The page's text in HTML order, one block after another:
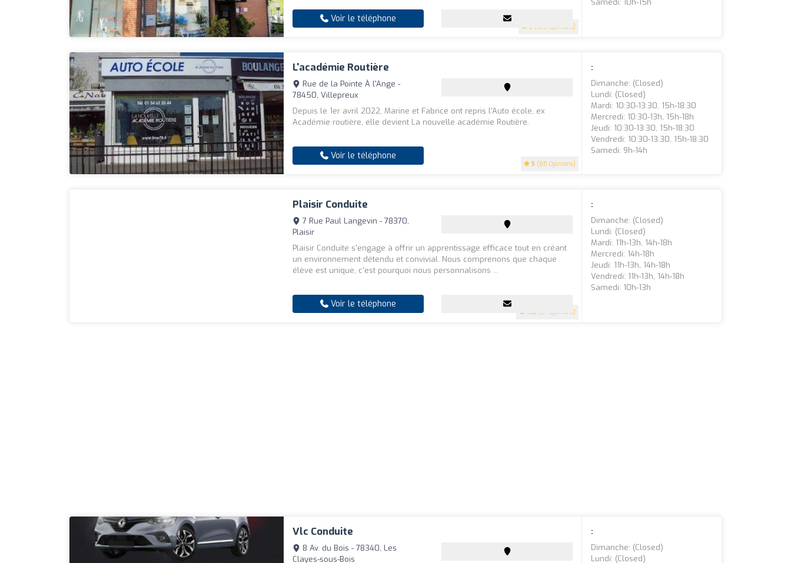
5 (109 Opinions)
Voir le téléphone
Samedi: 10h-15h
L'académie Routière
5 (88 Opinions)
Rue de la Pointe À l'Ange -
78450, Villepreux
Depuis le 1er avril 2022, Marine et Fabrice ont repris l'Auto école, ex
Académie routière, elle devient La nouvelle académie Routière.
Voir le téléphone
:
Dimanche: (closed)
Lundi: (closed)
Mardi: 10:30-13:30, 15h-18:30
Mercredi: 10:30-13h, 15h-18h
Jeudi: 10:30-13:30, 15h-18:30
Vendredi: 10:30-13:30, 15h-18:30
Samedi: 9h-14h
Plaisir Conduite
4.8 (57 Opinions)
7 Rue Paul Langevin - 78370,
Plaisir
Plaisir Conduite s'engage à offrir un apprentissage efficace tout en créant
un environnement détendu et convivial. Nous comprenons que chaque
élève est unique, c'est pourquoi nous personnalisons ...
Voir le téléphone
:
Dimanche: (closed)
Lundi: (closed)
Mardi: 11h-13h, 14h-18h
Mercredi: 14h-18h
Jeudi: 11h-13h, 14h-18h
Vendredi: 11h-13h, 14h-18h
Samedi: 10h-13h
Vlc Conduite
8 Av. du Bois - 78340, Les
Clayes-sous-Bois
:
Dimanche: (closed)
Lundi: (closed)